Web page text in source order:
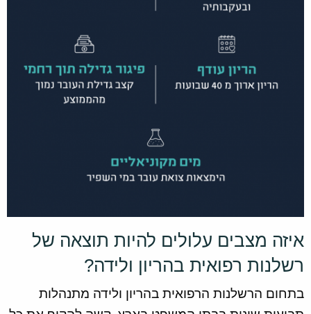
איזה מצבים עלולים להיות תוצאה של
רשלנות רפואית בהריון ולידה?
בתחום הרשלנות הרפואית בהריון ולידה מתנהלות